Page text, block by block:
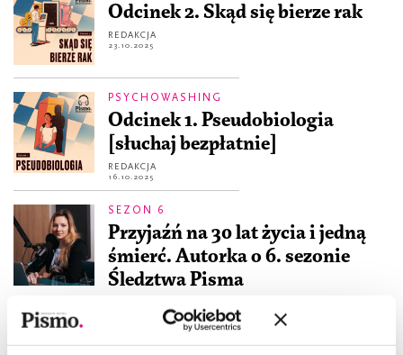
Odcinek 2. Skąd się bierze rak
REDAKCJA
23.10.2025
PSYCHOWASHING
Odcinek 1. Pseudobiologia
[słuchaj bezpłatnie]
REDAKCJA
16.10.2025
SEZON 6
Przyjaźń na 30 lat życia i jedną
śmierć. Autorka o 6. sezonie
Śledztwa Pisma
SEZON 6